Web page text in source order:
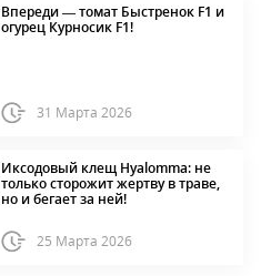
Впереди — томат Быстренок F1 и
огурец Курносик F1!
31 Марта 2026
Иксодовый клещ Hyalomma: не
только сторожит жертву в траве,
но и бегает за ней!
25 Марта 2026